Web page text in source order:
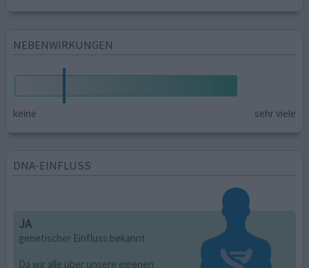
NEBENWIRKUNGEN
keine sehr viele
DNA-EINFLUSS
JA
genetischer Einfluss bekannt
Da wir alle über unsere eigenen